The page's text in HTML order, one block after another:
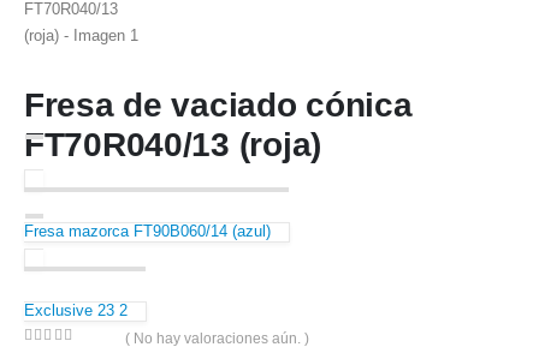
Fresa de vaciado cónica
FT70R040/13 (roja)
Fresa mazorca FT90B060/14 (azul)
Exclusive 23 2
( No hay valoraciones aún. )